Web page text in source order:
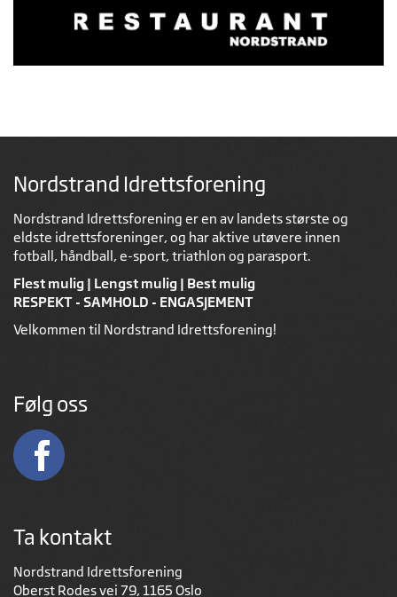
Nordstrand Idrettsforening
Nordstrand Idrettsforening er en av landets største og
eldste idrettsforeninger, og har aktive utøvere innen
fotball, håndball, e-sport, triathlon og parasport.
Flest mulig | Lengst mulig | Best mulig
RESPEKT - SAMHOLD - ENGASJEMENT
Velkommen til Nordstrand Idrettsforening!
Følg oss
Ta kontakt
Nordstrand Idrettsforening
Oberst Rodes vei 79, 1165 Oslo